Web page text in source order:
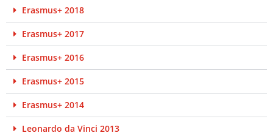
Erasmus+ 2018
Erasmus+ 2017
Erasmus+ 2016
Erasmus+ 2015
Erasmus+ 2014
Leonardo da Vinci 2013